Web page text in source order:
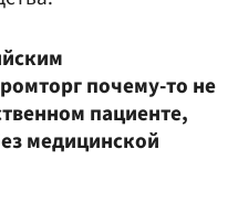
почему-то не
пациенте,
медицинской